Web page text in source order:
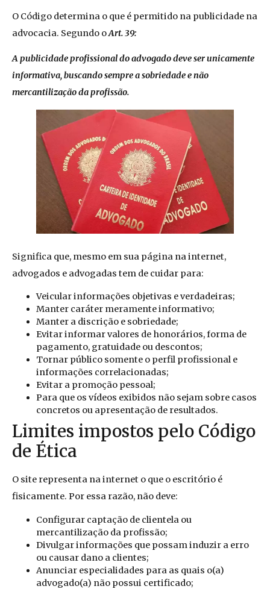
O Código determina o que é permitido na publicidade na
advocacia. Segundo oArt. 39:
A publicidade profissional do advogado deve ser unicamente
informativa, buscando sempre a sobriedade e não
mercantilização da profissão.
Significa que, mesmo em sua página na internet,
advogados e advogadas tem de cuidar para:
Veicular informações objetivas e verdadeiras;
Manter caráter meramente informativo;
Manter a discrição e sobriedade;
Evitar informar valores de honorários, forma de
pagamento, gratuidade ou descontos;
Tornar público somente o perfil profissional e
informações correlacionadas;
Evitar a promoção pessoal;
Para que os vídeos exibidos não sejam sobre casos
concretos ou apresentação de resultados.
Limites impostos pelo Código
de Ética
O site representa na internet o que o escritório é
fisicamente. Por essa razão, não deve:
Configurar captação de clientela ou
mercantilização da profissão;
Divulgar informações que possam induzir a erro
ou causar dano a clientes;
Anunciar especialidades para as quais o(a)
advogado(a) não possui certificado;